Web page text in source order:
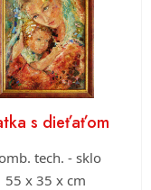
s dieťaťom
tech. - sklo
55 x 35 x cm